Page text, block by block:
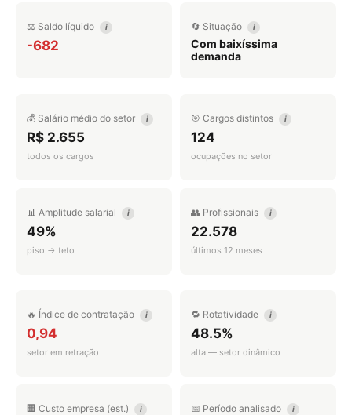
⚖️ Saldo líquido i
-682
🔄 Situação i
Com baixíssima
demanda
💰 Salário médio do setor i
R$ 2.655
todos os cargos
🎯 Cargos distintos i
124
ocupações no setor
📊 Amplitude salarial i
49%
piso → teto
👥 Profissionais i
22.578
últimos 12 meses
🔥 Índice de contratação i
0,94
setor em retração
🔁 Rotatividade i
48.5%
alta — setor dinâmico
🏢 Custo empresa (est.) i 📅 Período analisado i